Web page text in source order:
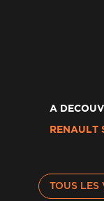
A
RENAULT
TOUS LES